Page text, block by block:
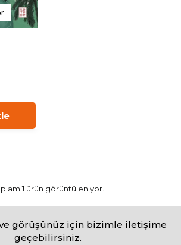
1 ürün görüntüleniyor.
görüşünüz için bizimle iletişime
geçebilirsiniz.